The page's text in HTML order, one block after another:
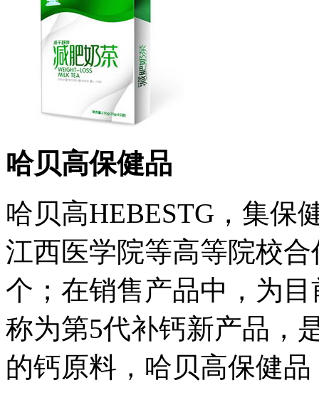
哈贝高保健品
哈贝高HEBESTG，集保
江西医学院等高等院校
个；在销售产品中，为
称为第5代补钙新产品，
的钙原料，哈贝高保健